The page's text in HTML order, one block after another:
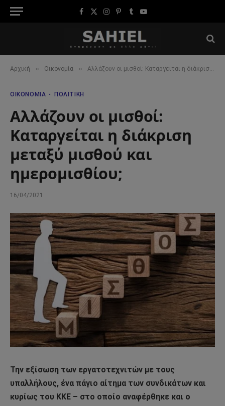
Facebook
X
Instagram
Pinterest
TumblrYouTube
Αρχική » Οικονομία » Αλλάζουν οι μισθοί: Καταργείται η διάκριση μεταξύ μισθού και ημερομισθίου;
ΟΙΚΟΝΟΜΊΑ ΠΟΛΙΤΙΚΉ
Αλλάζουν οι μισθοί:
Καταργείται η διάκριση
μεταξύ μισθού και
ημερομισθίου;
16/04/2021
Την εξίσωση των εργατοτεχνιτών με τους
υπαλλήλους, ένα πάγιο αίτημα των συνδικάτων και
κυρίως του ΚΚΕ – στο οποίο αναφέρθηκε και ο